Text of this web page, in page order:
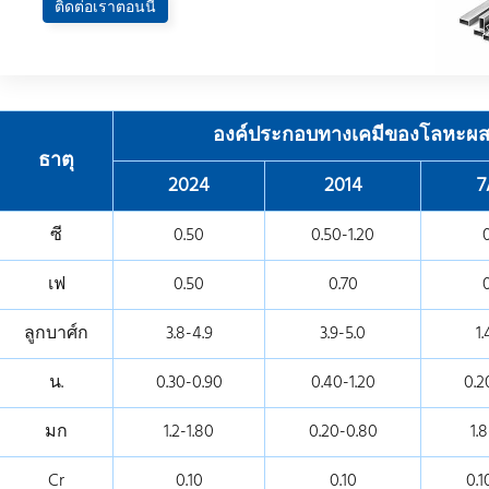
ติดต่อเราตอนนี้
ธาตุ
องค์ประกอบทางเคมีของโลหะผ
2024
2014
ซี 0.50 0.50-1.20
เฟ
0.50 0.70
ลูกบาศ์ก
3.8-4.9 3.9-5.0
น.
0.30-0.90 0.40-1.20
มก
1.2-1.80 0.20-0.80
Cr
0.10 0.10